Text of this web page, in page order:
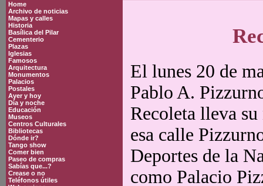
Home
Archivo de noticias
Mapas y calles
Historia
Basílica del Pilar
Cementerio
Plazas
Iglesias
Famosos
Arquitectura
Monumentos
Palacios
Postales
Ayer y hoy
Día y noche
Educación
Museos
Centros Culturales
Bibliotecas
Dónde ir?
Tango show
Comer bien
Paseo de compras
Sabías que...?
Crease o no
Teléfonos útiles
El lunes 20 de
Pablo A.
Recoleta lleva
esa calle
Deportes de la
como Palacio